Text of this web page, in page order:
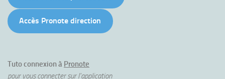
Accès Pronote direction
Tuto connexion à Pronote
pour vous connecter sur l'application